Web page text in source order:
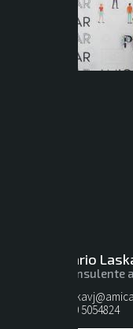
Dario
Consulente
080 5054824